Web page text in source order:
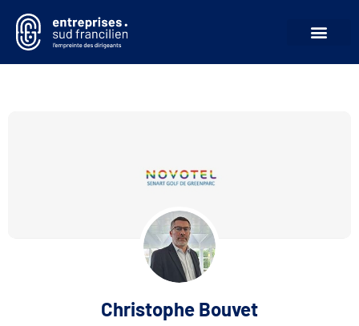
Christophe Bouvet